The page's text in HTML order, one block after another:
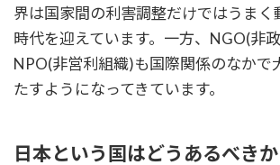
界は国家間の利害調整だけではうまく
時代を迎えています。一方、NGO(非
NPO(非営利組織)も国際関係のなかで
たすようになってきています。
日本という国はどうあるべきか